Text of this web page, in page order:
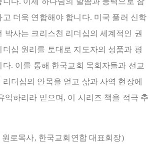
고 더욱 연합해야 합니다. 미국 풀러 신학
박사는 크리스천 리더십의 세계적인 권
십 원리를 토대로 지도자의 성품과 평
. 이를 통해 한국교회 목회자들과 선교
더십의 안목을 얻고 삶과 사역 현장에
익하리라 믿으며, 이 시리즈 책을 적극 추
로목사, 한국교회연합 대표회장)